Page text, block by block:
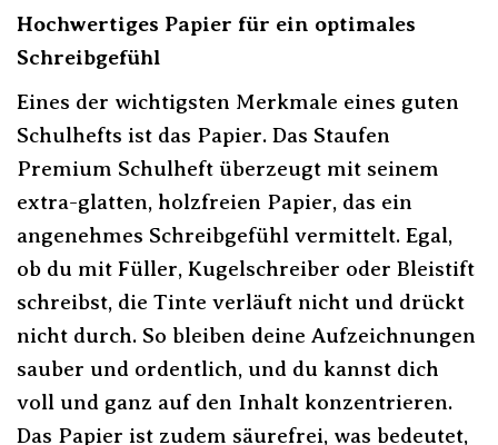
Hochwertiges Papier für ein optimales
Schreibgefühl
Eines der wichtigsten Merkmale eines guten
Schulhefts ist das Papier. Das Staufen
Premium Schulheft überzeugt mit seinem
extra-glatten, holzfreien Papier, das ein
angenehmes Schreibgefühl vermittelt. Egal,
ob du mit Füller, Kugelschreiber oder Bleistift
schreibst, die Tinte verläuft nicht und drückt
nicht durch. So bleiben deine Aufzeichnungen
sauber und ordentlich, und du kannst dich
voll und ganz auf den Inhalt konzentrieren.
Das Papier ist zudem säurefrei, was bedeutet,